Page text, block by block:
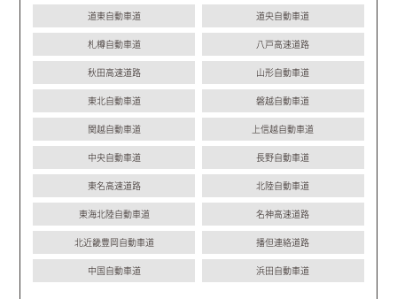
道東自動車道 道央自動車道
札樽自動車道 八戸高速道路
秋田高速道路 山形自動車道
東北自動車道 磐越自動車道
関越自動車道 上信越自動車道
中央自動車道 長野自動車道
東名高速道路 北陸自動車道
東海北陸自動車道 名神高速道路
北近畿豊岡自動車道 播但連絡道路
中国自動車道 浜田自動車道